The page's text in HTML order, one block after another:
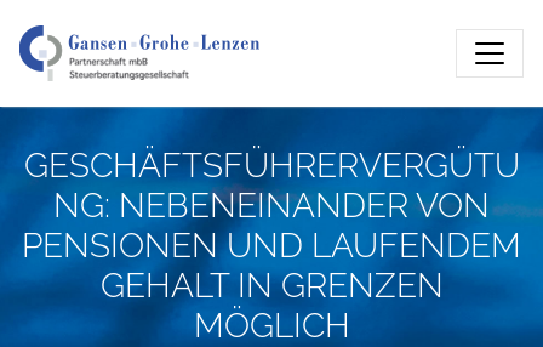
GESCHÄFTSFÜHRERVERGÜTU
NG: NEBENEINANDER VON
PENSIONEN UND LAUFENDEM
GEHALT IN GRENZEN
MÖGLICH